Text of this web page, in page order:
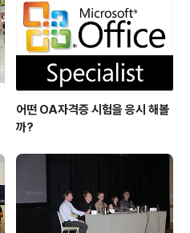
어떤 OA자격증 시험을 응시 해볼
까?